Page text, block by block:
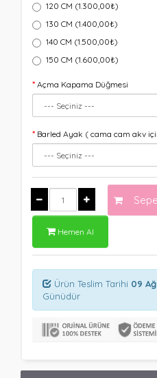
120 CM (1.300,00₺)
130 CM (1.400,00₺)
140 CM (1.500,00₺)
150 CM (1.600,00₺)
Açma Kapama Düğmesi
Barled Ayak ( cama cam akv
Hemen Al
Ürün Teslim Tarihi 09
Günüdür